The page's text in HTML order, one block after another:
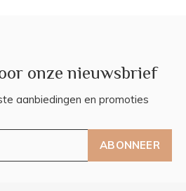
onze nieuwsbrief
aanbiedingen en promoties
ABONNEER